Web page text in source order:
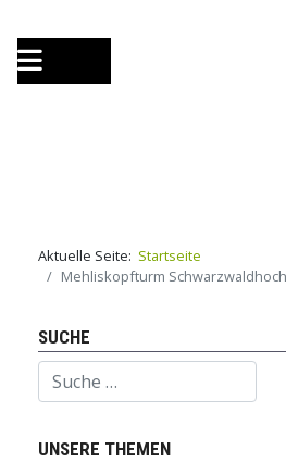
Aktuelle Seite: Startseite
Mehliskopfturm
SUCHE
Suchen
UNSERE THEMEN